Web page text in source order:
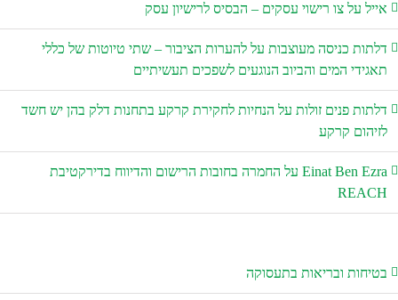
על צו רישוי עסקים – הבסיס לרישיון עסק
כניסה מעוצבותעל להערות הציבור – שתי טיוטות של כללי
המים והביוב הנוגעים לשפכים תעשיתיים
פנים זולותעל הנחיות לחקירת קרקע בתחנות דלק בהן יש חשד
קרקע
Einat Benעל החמרה בחובות הרישום והדיווח בדירקטיבת
ובריאות בתעסוקה